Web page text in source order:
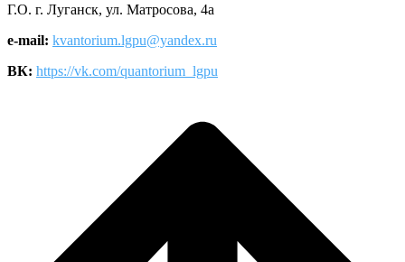
Г.О. г. Луганск, ул. Матросова, 4а
e-mail: kvantorium.lgpu@yandex.ru
ВК: https://vk.com/quantorium_lgpu